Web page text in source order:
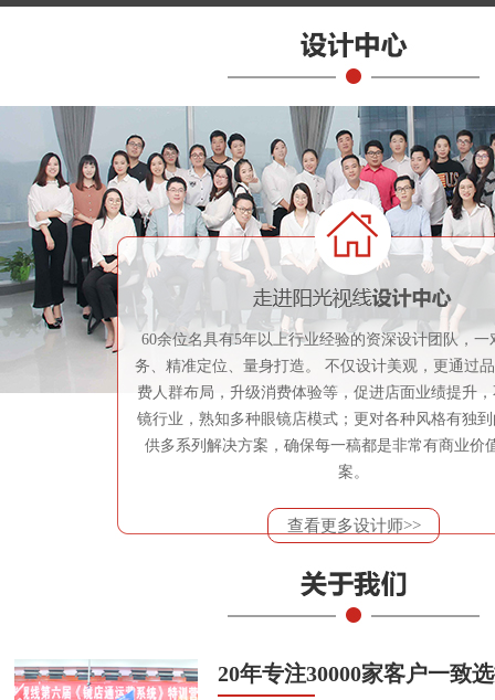
60余位名具有5年以上行业经验的资深设计团队，一
务、精准定位、量身打造。 不仅设计美观，更通过
费人群布局，升级消费体验等，促进店面业绩提升
镜行业，熟知多种眼镜店模式；更对各种风格有独
供多系列解决方案，确保每一稿都是非常有商业价
案。
查看更多设计师>>
20年专注30000家客户一致